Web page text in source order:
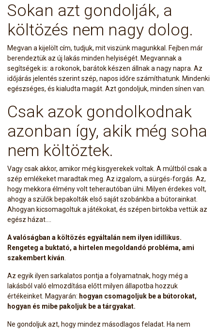
Sokan azt gondolják, a
költözés nem nagy dolog.
Megvan a kijelölt cím, tudjuk, mit viszünk magunkkal. Fejben már
berendeztük az új lakás minden helyiségét. Megvannak a
segítségek is: a rokonok, barátok készen állnak a nagy napra. Az
időjárás jelentés szerint szép, napos időre számíthatunk. Mindenki
egészséges, és kialudta magát. Azt gondoljuk, minden sínen van.
Csak azok gondolkodnak
azonban így, akik még soha
nem költöztek.
Vagy csak akkor, amikor még kisgyerekek voltak. A múltból csak a
szép emlékeket maradtak meg. Az izgalom, a sürgés-forgás. Az,
hogy mekkora élmény volt teherautóban ülni. Milyen érdekes volt,
ahogy a szülők bepakolták első saját szobánkba a bútorainkat.
Ahogyan kicsomagoltuk a játékokat, és szépen birtokba vettük az
egész házat….
A valóságban a költözés egyáltalán nem ilyen idillikus.
Rengeteg a buktató, a hirtelen megoldandó probléma, ami
szakembert kíván.
Az egyik ilyen sarkalatos pontja a folyamatnak, hogy még a
lakásból való elmozdítása előtt milyen állapotba hozzuk
értékeinket. Magyarán: hogyan csomagoljuk be a bútorokat,
hogyan és mibe pakoljuk be a tárgyakat.
Ne gondoljuk azt, hogy mindez másodlagos feladat. Ha nem